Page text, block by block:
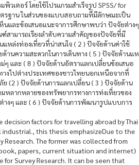
เตอร์ โดยใช้โปรแกรมสำเร็จรูป SPSS/ for
ตรฐาน ในส่วนของแบบสอบถามที่มีลักษณะเป็น
และข้อเสนอแนะจาการศึกษาพบว่า ปัจจัยต่างๆ
ฑ์สามารถเรียงลำดับความสำคัญของปัจจัยที่มี
หล่งท่องเที่ยวที่น่าสนใจ ( 2 ) ปัจจัยด้านค่าใช้
านความสะดวกในการเดินทาง ( 5 ) ปัจจัยด้านแห
และ ( 8 ) ปัจจัยด้านอัตราแลกเปลี่ยนข้อเสนอ
ไปต่างประเทศของชาวไทยนอกเหนือจากที่
(2 ) ปัจจัยด้านการแลกเปลี่ยน ( 3 ) ปัจจัยด้าน
หลากหลายของทรัพยากรทางการท่งเที่ยวของ
างๆ และ ( 6 ) ปัจจัยด้านการพัฒนารูปแบบการ
factors for travelling abroad by Thai
this thesis emphasizeDue to the
The former was collected from
papers, current situation and internet)
Survey Research. It can be seen that